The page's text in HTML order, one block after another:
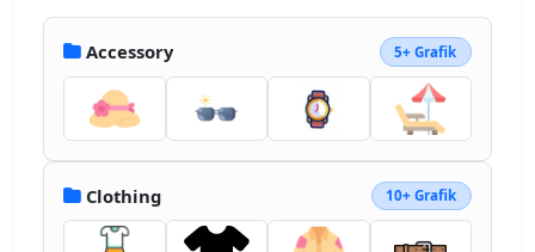
Accessory 5+ Grafik
Clothing 10+ Grafik